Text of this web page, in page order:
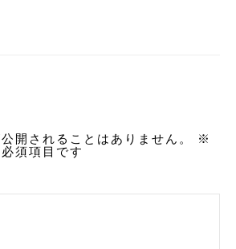
開されることはありません。
※
須項目です